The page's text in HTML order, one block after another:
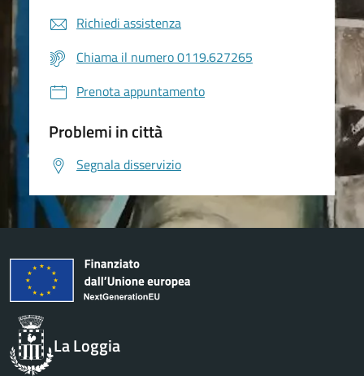
Richiedi assistenza
Chiama il numero 0119.627265
Prenota appuntamento
Problemi in città
Segnala disservizio
La Loggia